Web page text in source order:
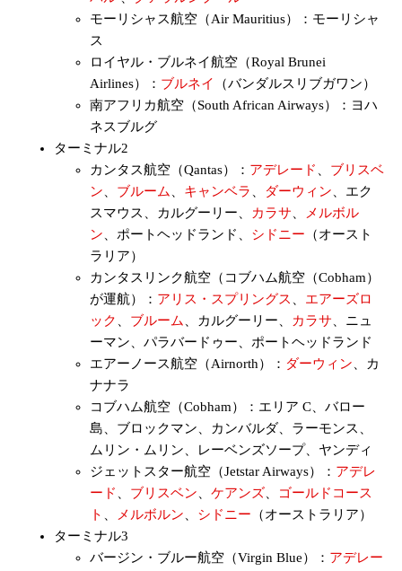
モーリシャス航空（Air Mauritius）：モーリシャ
ス
ロイヤル・ブルネイ航空（Royal Brunei
Airlines）： ブルネイ
（バンダルスリブガワン）
南アフリカ航空（South African Airways）：ヨハ
ネスブルグ
ターミナル2
カンタス航空（Qantas）： アデレード 、 ブリスベ
ン、 ブルーム、 キャンベラ 、 ダーウィン、エク
スマウス、カルグーリー、
カラサ、
メルボル
ン、ポートヘッドランド、 シドニー （オースト
ラリア）
カンタスリンク航空（コブハム航空（Cobham）
が運航）： アリス・スプリングス 、 エアーズロ
ック 、 ブルーム、カルグーリー、 カラサ、ニュ
ーマン、パラバードゥー、ポートヘッドランド
エアーノース航空（Airnorth）： ダーウィン、カ
ナナラ
コブハム航空（Cobham）：エリア C、バロー
島、ブロックマン、カンバルダ、ラーモンス、
ムリン・ムリン、レーベンズソープ、ヤンディ
ジェットスター航空（Jetstar Airways）： アデレ
ード 、 ブリスベン、 ケアンズ、
ゴールドコース
ト 、 メルボルン、 シドニー （オーストラリア）
ターミナル3
バージン・ブルー航空（Virgin Blue）： アデレー